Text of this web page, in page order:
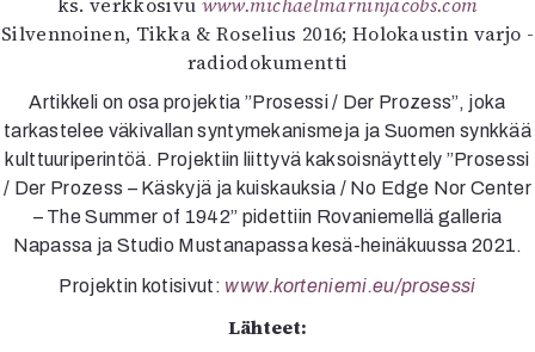
Silvennoinen, Tikka & Roselius 2016; Holokaustin varjo -
radiodokumentti
Artikkeli on osa projektia ”Prosessi / Der Prozess”, joka
tarkastelee väkivallan syntymekanismeja ja Suomen synkkää
kulttuuriperintöä. Projektiin liittyvä kaksoisnäyttely ”Prosessi
/ Der Prozess – Käskyjä ja kuiskauksia / No Edge Nor Center
– The Summer of 1942” pidettiin Rovaniemellä galleria
Napassa ja Studio Mustanapassa kesä-heinäkuussa 2021.
Projektin kotisivut: www.korteniemi.eu/prosessi
Lähteet: